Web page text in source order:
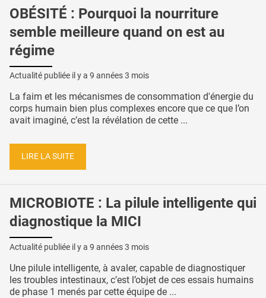
OBÉSITÉ : Pourquoi la nourriture
semble meilleure quand on est au
régime
Actualité publiée il y a 9 années 3 mois
La faim et les mécanismes de consommation d'énergie du
corps humain bien plus complexes encore que ce que l’on
avait imaginé, c’est la révélation de cette ...
LIRE LA SUITE
MICROBIOTE : La pilule intelligente qui
diagnostique la MICI
Actualité publiée il y a 9 années 3 mois
Une pilule intelligente, à avaler, capable de diagnostiquer
les troubles intestinaux, c’est l’objet de ces essais humains
de phase 1 menés par cette équipe de ...